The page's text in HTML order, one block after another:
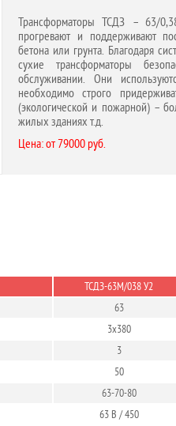
Трансформаторы ТСДЗ – 63/
прогревают и поддерживают
бетона или грунта. Благодаря
сухие трансформаторы
обслуживании. Они
необходимо строго
(экологической и пожарной) –
жилых зданиях т.д.
Цена: от 79000 руб.
ТСДЗ-63М/038 У2
63
3х380
3
50
63-70-80
63 В / 450